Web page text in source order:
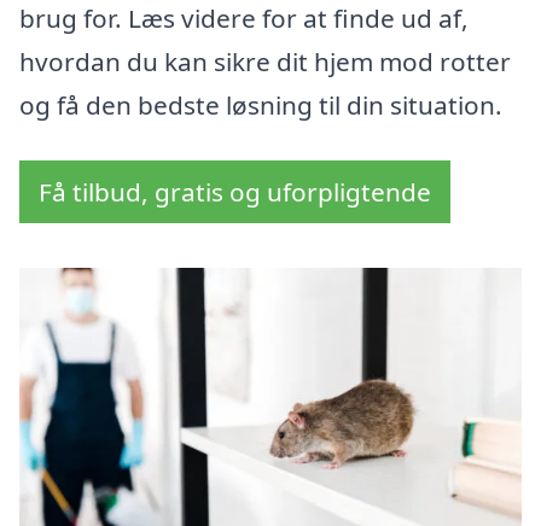
brug for. Læs videre for at finde ud af,
hvordan du kan sikre dit hjem mod rotter
og få den bedste løsning til din situation.
Få tilbud, gratis og uforpligtende